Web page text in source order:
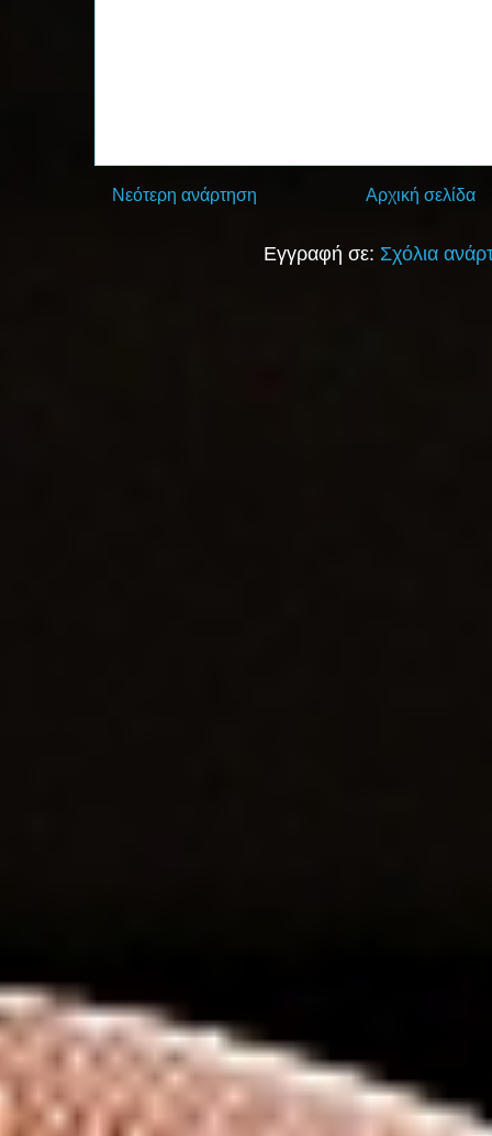
Νεότερη ανάρτηση Αρχική σελίδα
Εγγραφή σε: Σχόλια